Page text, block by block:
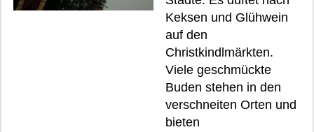
Keksen und Glühwein
auf den
Christkindlmärkten.
Viele geschmückte
Buden stehen in den
verschneiten Orten und
bieten